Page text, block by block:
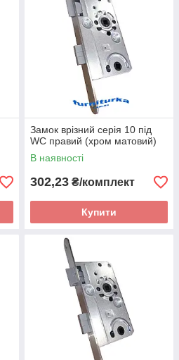
Замок врізний серія 10 під
WC правий (хром матовий)
В наявності
302,23 ₴/комплект
Купити